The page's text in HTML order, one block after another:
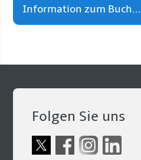
Information zum Buch...
Folgen Sie uns